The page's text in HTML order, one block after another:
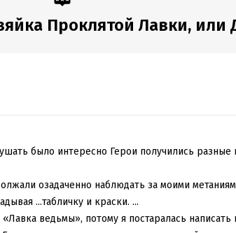
Проклятой Лавки, или
было интересно Герои получились разные
озадаченно наблюдать за моими
...табличку и краски. ...
ведьмы», потому я постаралась написать